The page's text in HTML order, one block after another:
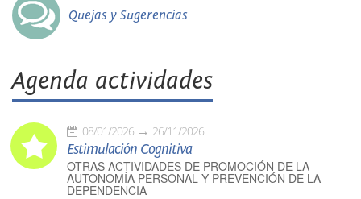
Quejas y Sugerencias
Agenda actividades
08/01/2026 26/11/2026
Estimulación Cognitiva
OTRAS ACTIVIDADES DE PROMOCIÓN DE LA
AUTONOMÍA PERSONAL Y PREVENCIÓN DE LA
DEPENDENCIA